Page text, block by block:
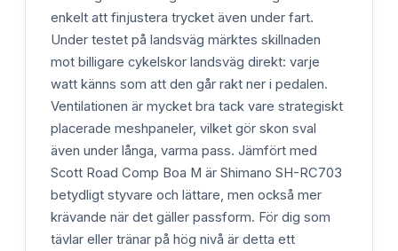
enkelt att finjustera trycket även under fart.
Under testet på landsväg märktes skillnaden
mot billigare cykelskor landsväg direkt: varje
watt känns som att den går rakt ner i pedalen.
Ventilationen är mycket bra tack vare strategiskt
placerade meshpaneler, vilket gör skon sval
även under långa, varma pass. Jämfört med
Scott Road Comp Boa M är Shimano SH-RC703
betydligt styvare och lättare, men också mer
krävande när det gäller passform. För dig som
tävlar eller tränar på hög nivå är detta ett